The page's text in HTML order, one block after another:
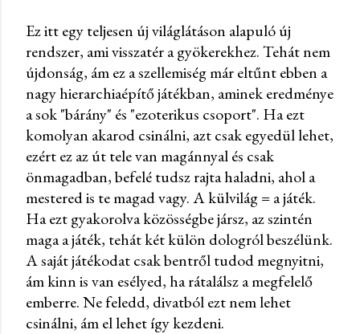
Ez itt egy teljesen új világlátáson alapuló új
rendszer, ami visszatér a gyökerekhez. Tehát nem
újdonság, ám ez a szellemiség már eltűnt ebben a
nagy hierarchiaépítő játékban, aminek eredménye
a sok "bárány" és "ezoterikus csoport". Ha ezt
komolyan akarod csinálni, azt csak egyedül lehet,
ezért ez az út tele van magánnyal és csak
önmagadban, befelé tudsz rajta haladni, ahol a
mestered is te magad vagy. A külvilág = a játék.
Ha ezt gyakorolva közösségbe jársz, az szintén
maga a játék, tehát két külön dologról beszélünk.
A saját játékodat csak bentről tudod megnyitni,
ám kinn is van esélyed, ha rátalálsz a megfelelő
emberre. Ne feledd, divatból ezt nem lehet
csinálni, ám el lehet így kezdeni.